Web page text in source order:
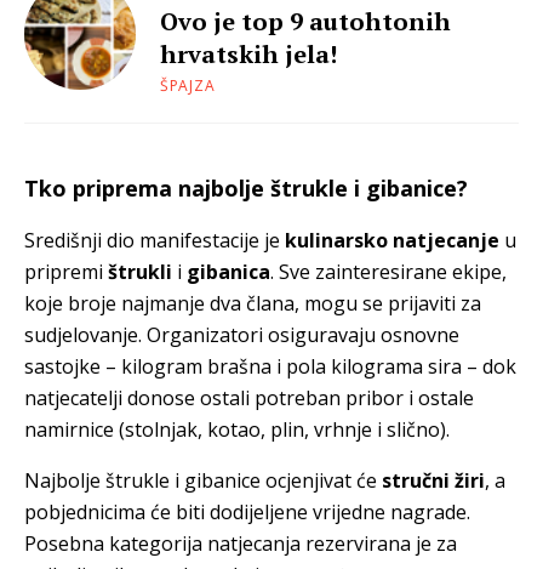
Ovo je top 9 autohtonih
hrvatskih jela!
ŠPAJZA
Tko priprema najbolje štrukle i gibanice?
Središnji dio manifestacije je kulinarsko natjecanje u
pripremi štrukli i gibanica. Sve zainteresirane ekipe,
koje broje najmanje dva člana, mogu se prijaviti za
sudjelovanje. Organizatori osiguravaju osnovne
sastojke – kilogram brašna i pola kilograma sira – dok
natjecatelji donose ostali potreban pribor i ostale
namirnice (stolnjak, kotao, plin, vrhnje i slično).
Najbolje štrukle i gibanice ocjenjivat će stručni žiri, a
pobjednicima će biti dodijeljene vrijedne nagrade.
Posebna kategorija natjecanja rezervirana je za